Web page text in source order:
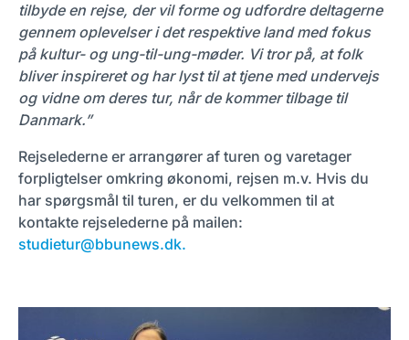
tilbyde en rejse, der vil forme og udfordre deltagerne
gennem oplevelser i det respektive land med fokus
på kultur- og ung-til-ung-møder. Vi tror på, at folk
bliver inspireret og har lyst til at tjene med undervejs
og vidne om deres tur, når de kommer tilbage til
Danmark.”
Rejselederne er arrangører af turen og varetager
forpligtelser omkring økonomi, rejsen m.v. Hvis du
har spørgsmål til turen, er du velkommen til at
kontakte rejselederne på mailen:
studietur@bbunews.dk.